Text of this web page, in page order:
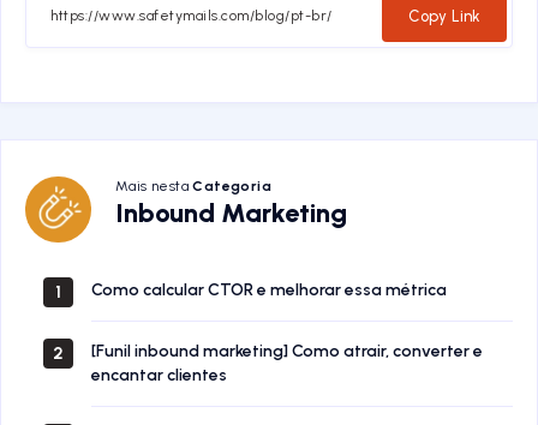
Facebook
Email Whatsapp
Copy Link
Mais nestaCategoria
Inbound Marketing
Inbound
Marketing
1 Como calcular CTOR e melhorar essa métrica
2
[Funil inbound marketing] Como atrair, converter e
encantar clientes